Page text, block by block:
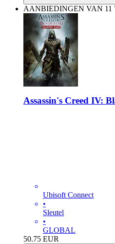
AANBIEDINGEN VAN 11
Assassin's Creed IV:
Ubisoft Connect
•
Sleutel
•
GLOBAL
50.75 EUR